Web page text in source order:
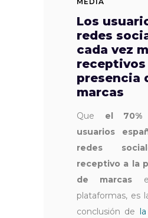
Los
redes
cada vez
receptivos
presencia
marcas
Que el
usuarios
redes
receptivo a la
de marcas
plataformas, es
conclusión de